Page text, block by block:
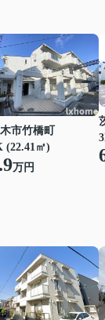
市竹橋町
(22.41㎡)
万円